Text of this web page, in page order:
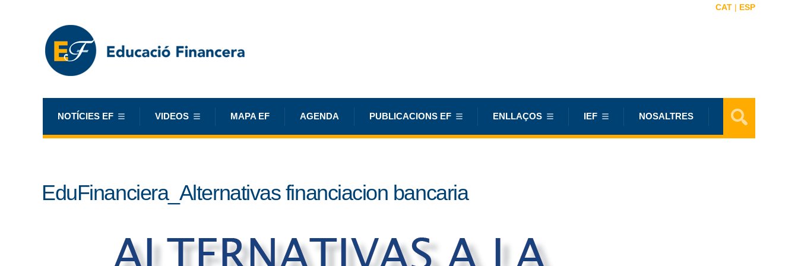
CAT | ESP
NOTÍCIES EF VIDEOS MAPA EF AGENDA PUBLICACIONS EF ENLLAÇOS IEF NOSALTRES
EduFinanciera_Alternativas financiacion bancaria